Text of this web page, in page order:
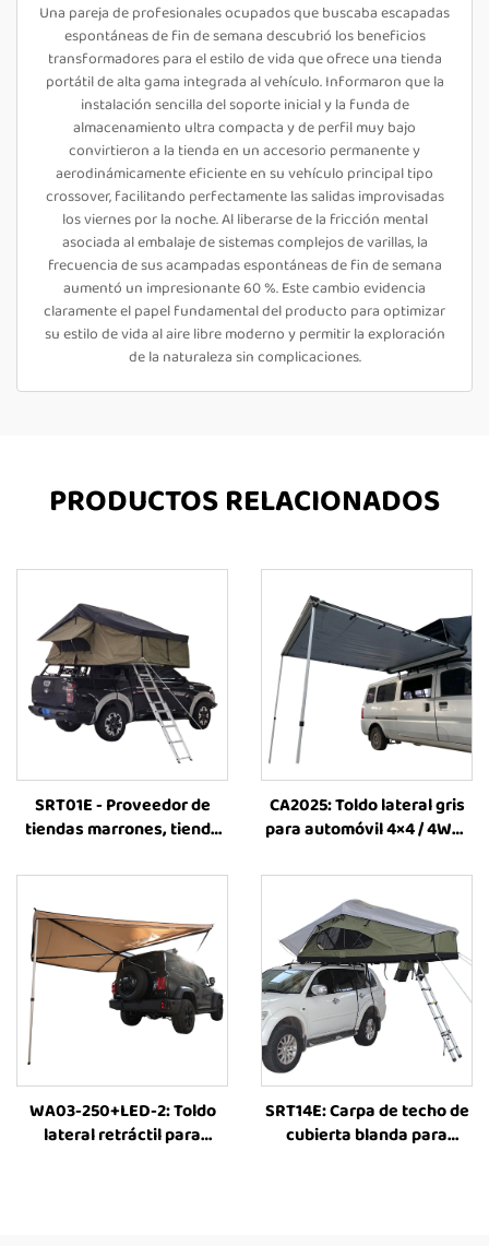
Una pareja de profesionales ocupados que buscaba escapadas
espontáneas de fin de semana descubrió los beneficios
transformadores para el estilo de vida que ofrece una tienda
portátil de alta gama integrada al vehículo. Informaron que la
instalación sencilla del soporte inicial y la funda de
almacenamiento ultra compacta y de perfil muy bajo
convirtieron a la tienda en un accesorio permanente y
aerodinámicamente eficiente en su vehículo principal tipo
crossover, facilitando perfectamente las salidas improvisadas
los viernes por la noche. Al liberarse de la fricción mental
asociada al embalaje de sistemas complejos de varillas, la
frecuencia de sus acampadas espontáneas de fin de semana
aumentó un impresionante 60 %. Este cambio evidencia
claramente el papel fundamental del producto para optimizar
su estilo de vida al aire libre moderno y permitir la exploración
de la naturaleza sin complicaciones.
PRODUCTOS RELACIONADOS
SRT01E - Proveedor de
tiendas marrones, tienda
vehículos 4x4, tienda
automóvil, accesorios para
campamentos, tienda
sobre el techo
CA2025: Toldo lateral gris
para automóvil 4×4 / 4WD,
viajes familiares y
acampada al aire libre,
toldo lateral retráctil para
SUV
WA03-250+LED-2: Toldo
lateral retráctil para
SRT14E: Carpa de techo de
cubierta blanda para